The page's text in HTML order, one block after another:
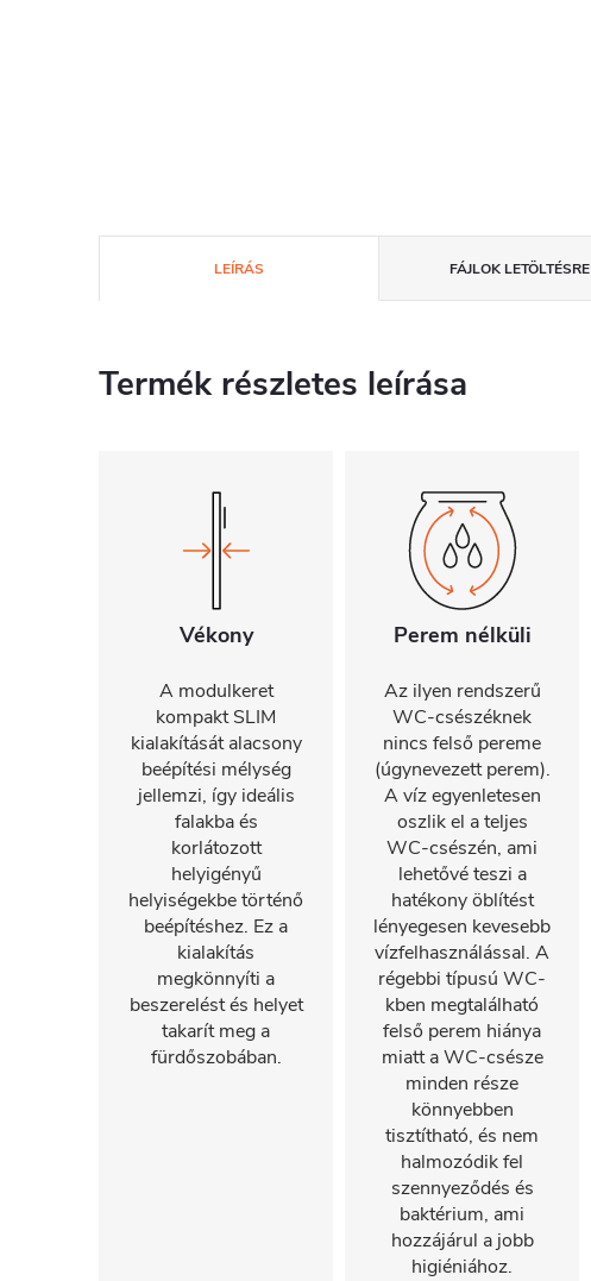
LEÍRÁS FÁJLOK LETÖLTÉSRE
Termék részletes leírása
Vékony
A modulkeret
kompakt SLIM
kialakítását alacsony
beépítési mélység
jellemzi, így ideális
falakba és
korlátozott
helyigényű
helyiségekbe történő
beépítéshez. Ez a
kialakítás
megkönnyíti a
beszerelést és helyet
takarít meg a
fürdőszobában.
Perem nélküli
Az ilyen rendszerű
WC-csészéknek
nincs felső pereme
(úgynevezett perem).
A víz egyenletesen
oszlik el a teljes
WC-csészén, ami
lehetővé teszi a
hatékony öblítést
lényegesen kevesebb
vízfelhasználással. A
régebbi típusú WC-
kben megtalálható
felső perem hiánya
miatt a WC-csésze
minden része
könnyebben
tisztítható, és nem
halmozódik fel
szennyeződés és
baktérium, ami
hozzájárul a jobb
higiéniához.